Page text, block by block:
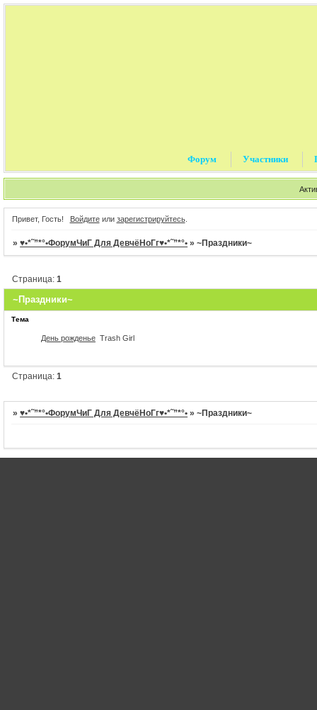
Форум Участники
Привет, Гость! Войдитеили зарегистрируйтесь.
»♥•*˜”*°•ФорумЧиГ Для ДевчёНоГг♥•*˜”*°• »~Праздники~
~Праздники~
Страница:1
Тема
День рожденье Trash Girl
Страница:1
»♥•*˜”*°•ФорумЧиГ Для ДевчёНоГг♥•*˜”*°• »~Праздники~